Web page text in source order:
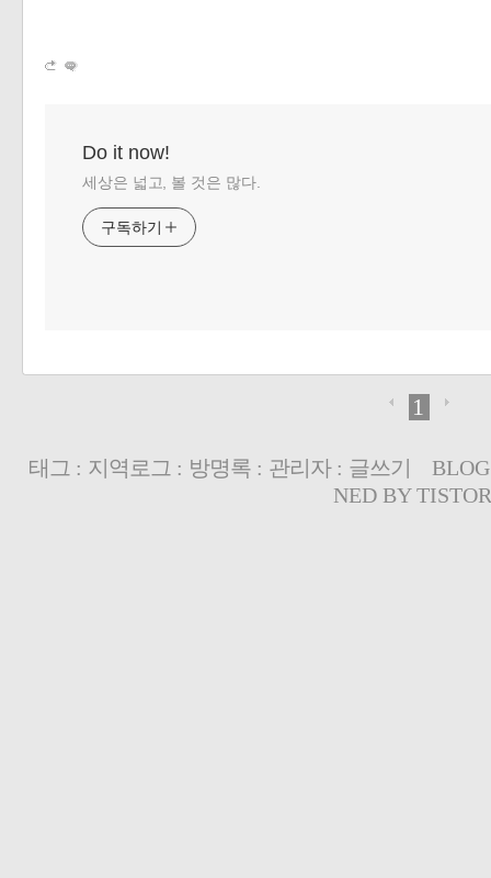
Do it now!
세상은 넓고, 볼 것은 많다.
구독하기
1
태그 : 지역로그 : 방명록: 관리자: 글쓰기
NED BY